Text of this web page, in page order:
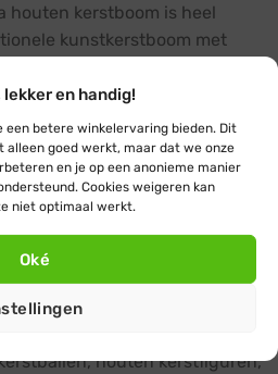
lekker en handig!
een betere winkelervaring bieden. Dit
goed werkt, maar dat we onze
en je op een anonieme manier
Cookies weigeren kan
niet optimaal werkt.
Oké
houten kerstboom is heel
kunstkerstboom met
voor het eerst uitpakt, geniet
de natuurlijke materialen en
brengen.
heel leven lang plezier van
niet dat de Yelka houten
hetzelfde uit moet zien.
op allerlei
houten kerstfiguren,